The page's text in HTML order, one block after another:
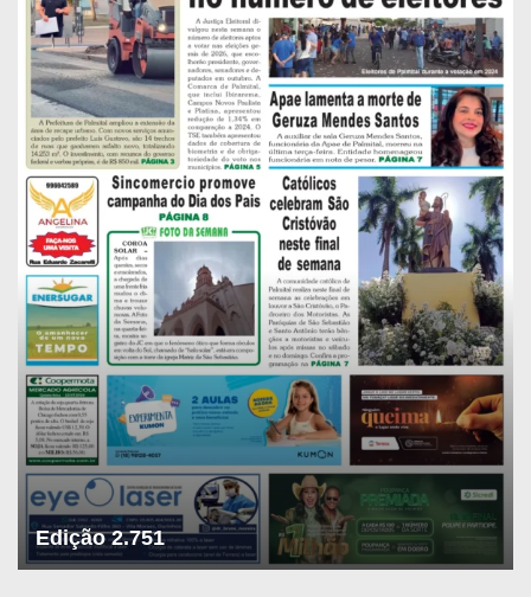
Edição 2.751